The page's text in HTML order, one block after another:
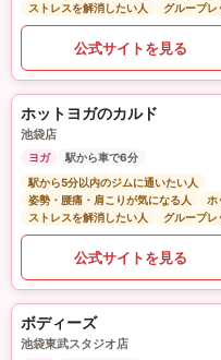
ストレスを解消したい人
グループレ
公式サイトを見る
ホットヨガのカルド
池袋店
ヨガ
駅から車で6分
駅から5分以内のジムに通いたい人
姿勢・腰痛・肩こりが気になる人
ホ
ストレスを解消したい人
グループレ
公式サイトを見る
ボディーズ
池袋東武スタジオ店